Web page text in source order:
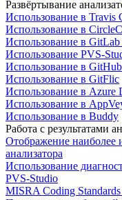
Развёртывание
Использование в Travis
Использование в
Использование в
Использование PVS-
Использование в
Использование в GitFlic
Использование в Azure
Использование в
Использование в Buddy
Работа с результатами
Отображение наиболее
анализатора
Использование
PVS-Studio
MISRA Coding